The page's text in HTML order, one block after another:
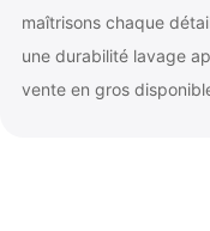
maîtrisons chaque
une durabilité lavage
vente en gros